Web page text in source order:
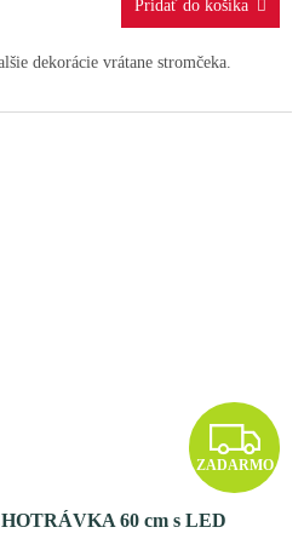
M
dekorácie vrátane stromčeka.
Z
A
ZADARMO
60 cm s LED